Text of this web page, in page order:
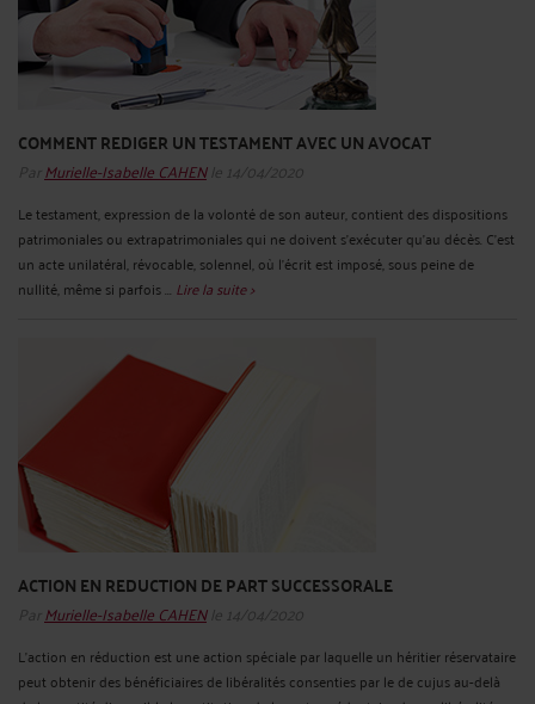
COMMENT REDIGER UN TESTAMENT AVEC UN AVOCAT
Par Murielle-Isabelle CAHENle 14/04/2020
Le testament, expression de la volonté de son auteur, contient des dispositions
patrimoniales ou extrapatrimoniales qui ne doivent s’exécuter qu’au décès. C’est
un acte unilatéral, révocable, solennel, où l’écrit est imposé, sous peine de
nullité, même si parfois ... Lire la suite >
ACTION EN REDUCTION DE PART SUCCESSORALE
Par Murielle-Isabelle CAHENle 14/04/2020
L’action en réduction est une action spéciale par laquelle un héritier réservataire
peut obtenir des bénéficiaires de libéralités consenties par le de cujus au-delà